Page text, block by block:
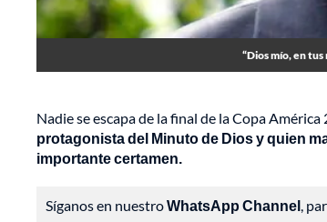
“Dios mío, en
Nadie se escapa de la final de la Copa
protagonista del Minuto de Dios y quien
importante certamen.
Síganos en nuestroWhatsApp Channel,